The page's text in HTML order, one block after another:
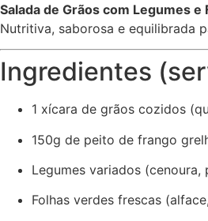
Salada de Grãos com Legumes e
Nutritiva, saborosa e equilibrada
Ingredientes
1 xícara de grãos cozidos
150g de peito de frango
Legumes variados
Folhas verdes frescas